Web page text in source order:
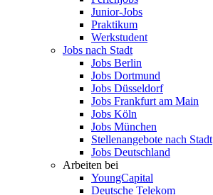
Junior-Jobs
Praktikum
Werkstudent
Jobs nach Stadt
Jobs Berlin
Jobs Dortmund
Jobs Düsseldorf
Jobs Frankfurt am Main
Jobs Köln
Jobs München
Stellenangebote nach Stadt
Jobs Deutschland
Arbeiten bei
YoungCapital
Deutsche Telekom